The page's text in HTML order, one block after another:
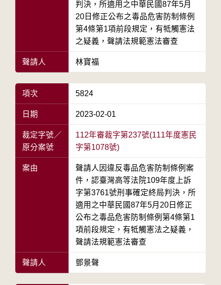
判決，所適用之中華民國87年5月
20日修正公布之毒品危害防制條例
第4條第1項前段規定，有牴觸憲法
之疑義，聲請法規範憲法審查
聲請人 林寶福
項次 5824
日期 2023-02-01
裁定字號／
原分案號
112年審裁字第237號(111年度憲民
字第1078號)
案由
聲請人因違反毒品危害防制條例案
件，認臺灣高等法院109年度上訴
字第3761號刑事確定終局判決，所
適用之中華民國87年5月20日修正
公布之毒品危害防制條例第4條第1
項前段規定，有牴觸憲法之疑義，
聲請法規範憲法審查
聲請人 鄧景聲